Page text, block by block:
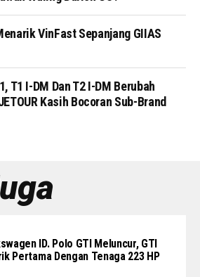
VinFast Sepanjang GIIAS
T1 I-DM Dan T2 I-DM Berubah
Kasih Bocoran Sub-Brand
ID. Polo GTI Meluncur, GTI
Pertama Dengan Tenaga 223 HP